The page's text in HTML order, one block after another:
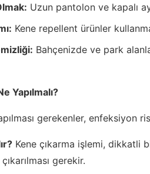
Uzun pantolon ve kapalı
Kene repellent ürünler
Bahçenizde ve park
Yapılmalı?
yapılması gerekenler,
Kene çıkarma işlemi, dikkatli
gerekir.